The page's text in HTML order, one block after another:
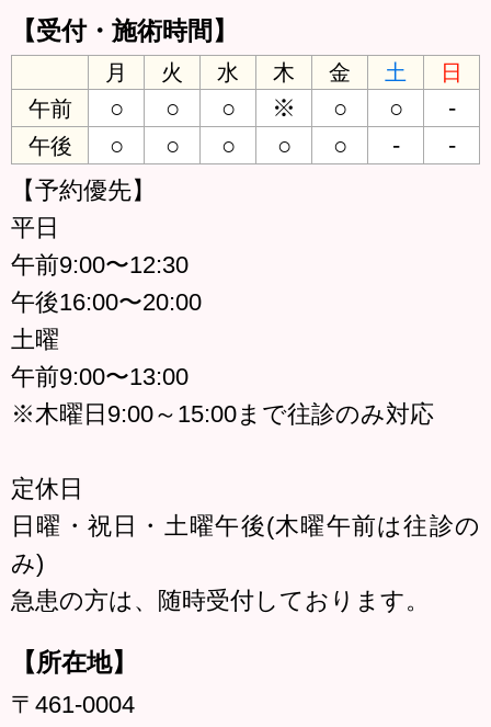
【受付・施術時間】
月 火 水 木 金 土
日
午前
○ ○ ○ ※ ○ ○ -
午後 ○ ○ ○ ○ ○ -
-
【予約優先】
平日
午前9:00〜12:30
午後16:00〜20:00
土曜
午前9:00〜13:00
※木曜日9:00～15:00まで往診のみ対応
定休日
日曜・祝日・土曜午後(木曜午前は往診の
み)
急患の方は、随時受付しております。
【所在地】
〒461-0004